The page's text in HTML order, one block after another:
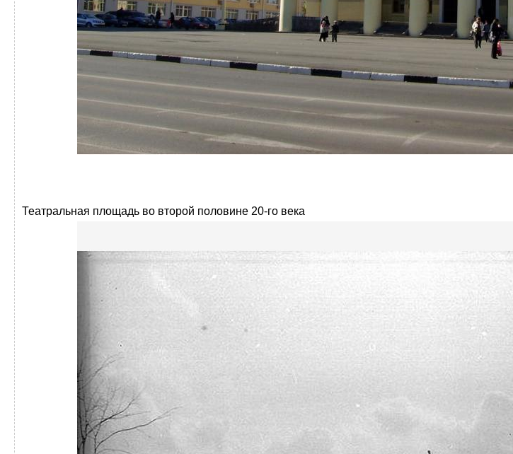
Театральная площадь во второй половине 20-го века